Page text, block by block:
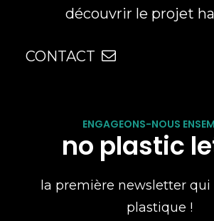
découvrir le projet
CONTACT
ENGAGEONS-NOUS
no plastic
la première newsletter
plastique !